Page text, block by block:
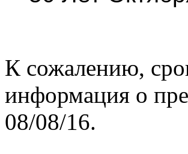
К сожалению,
информация о
08/08/16.